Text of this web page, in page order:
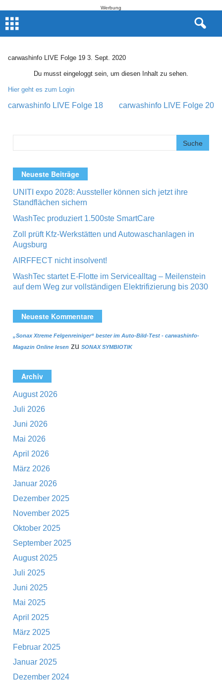
Werbung
carwashinfo LIVE Folge 19 3. Sept. 2020
Du musst eingeloggt sein, um diesen Inhalt zu sehen.
Hier geht es zum Login
carwashinfo LIVE Folge 18 carwashinfo LIVE Folge 20
Neueste Beiträge
UNITI expo 2028: Aussteller können sich jetzt ihre
Standflächen sichern
WashTec produziert 1.500ste SmartCare
Zoll prüft Kfz-Werkstätten und Autowaschanlagen in
Augsburg
AIRFFECT nicht insolvent!
WashTec startet E-Flotte im Servicealltag – Meilenstein
auf dem Weg zur vollständigen Elektrifizierung bis 2030
Neueste Kommentare
„Sonax Xtreme Felgenreiniger“ bester im Auto-Bild-Test - carwashinfo-
Magazin Online lesen zu SONAX SYMBIOTIK
Archiv
August 2026
Juli 2026
Juni 2026
Mai 2026
April 2026
März 2026
Januar 2026
Dezember 2025
November 2025
Oktober 2025
September 2025
August 2025
Juli 2025
Juni 2025
Mai 2025
April 2025
März 2025
Februar 2025
Januar 2025
Dezember 2024